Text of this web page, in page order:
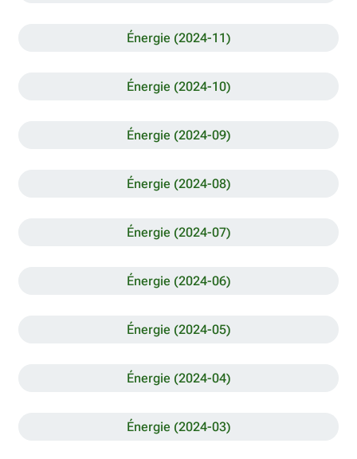
Énergie (2024-11)
Énergie (2024-10)
Énergie (2024-09)
Énergie (2024-08)
Énergie (2024-07)
Énergie (2024-06)
Énergie (2024-05)
Énergie (2024-04)
Énergie (2024-03)